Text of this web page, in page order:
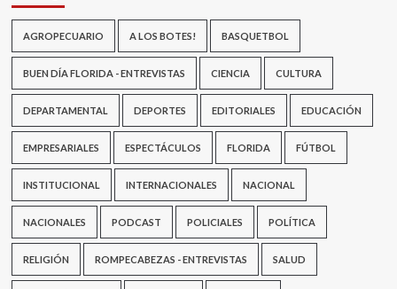
AGROPECUARIO A LOS BOTES! BASQUETBOL
BUEN DÍA FLORIDA - ENTREVISTAS CIENCIA CULTURA
DEPARTAMENTAL DEPORTES EDITORIALES EDUCACIÓN
EMPRESARIALES ESPECTÁCULOS FLORIDA FÚTBOL
INSTITUCIONAL INTERNACIONALES NACIONAL
NACIONALES PODCAST POLICIALES POLÍTICA
RELIGIÓN ROMPECABEZAS - ENTREVISTAS SALUD